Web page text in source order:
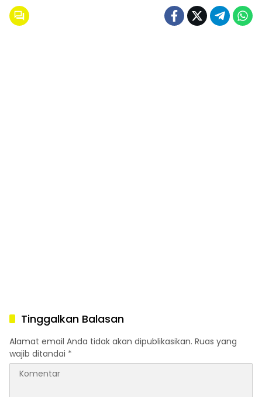
Tinggalkan Balasan
Alamat email Anda tidak akan dipublikasikan. Ruas yang
wajib ditandai *